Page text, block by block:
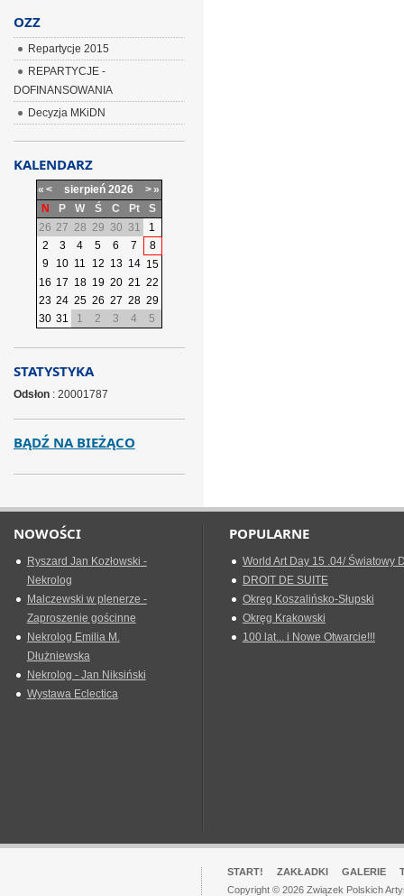
OZZ
Repartycje 2015
REPARTYCJE -
DOFINANSOWANIA
Decyzja MKiDN
KALENDARZ
« < sierpień 2026 >»
N
P W Ś C Pt
S
26 27 28 29 30 31
1
2
3 4 5 6 7
8
9
10 11 12 13 14 15
16 17 18 19 20 21 22
23 24 25 26 27 28 29
30 31 1 2 3 4 5
STATYSTYKA
Odsłon: 20001787
BĄDŹ NA BIEŻĄCO
NOWOŚCI
Ryszard Jan Kozłowski -
Nekrolog
Malczewski w plenerze -
Zaproszenie gościnne
Nekrolog Emilia M.
Dłużniewska
Nekrolog - Jan Niksiński
Wystawa Eclectica
POPULARNE
World Art Day 15 .04/ Światowy
DROIT DE SUITE
Okreg Koszalińsko-Słupski
Okręg Krakowski
100 lat... i Nowe Otwarcie!!!
START! ZAKŁADKI GALERIE
Copyright © 2026 Związek Polskich